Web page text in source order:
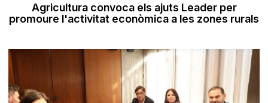
Agricultura convoca els ajuts Leader per
promoure l'activitat econòmica a les zones rurals